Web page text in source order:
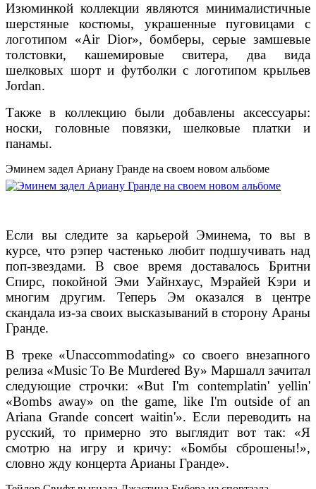
Изюминкой коллекции являются минималистичные
шерстяные костюмы, украшенные пуговицами с
логотипом «Air Dior», бомберы, серые замшевые
толстовки, кашемировые свитера, два вида
шелковых шорт и футболки с логотипом крыльев
Jordan.
Также в коллекцию были добавлены аксессуары:
носки, головные повязки, шелковые платки и
панамы.
Эминем задел Ариану Гранде на своем новом альбоме
Если вы следите за карьерой Эминема, то вы в
курсе, что рэпер частенько любит подшучивать над
поп-звездами. В свое время доставалось Бритни
Спирс, покойной Эми Уайнхаус, Мэрайей Кэри и
многим другим. Теперь Эм оказался в центре
скандала из-за своих высказываний в сторону Араны
Гранде.
В треке «Unaccommodating» со своего внезапного
релиза «Music To Be Murdered By» Маршалл зачитал
следующие строчки: «But I'm contemplatin' yellin'
«Bombs away» on the game, like I'm outside of an
Ariana Grande concert waitin'». Если переводить на
русский, то примерно это выглядит вот так: «Я
смотрю на игру и кричу: «Бомбы сброшены!»,
словно жду концерта Арианы Гранде».